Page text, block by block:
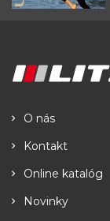
O nás
Kontakt
Online katalóg
Novinky